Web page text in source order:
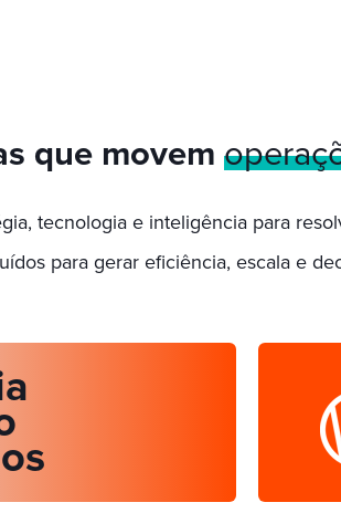
que movem
tecnologia e inteligência para
para gerar eficiência, escala e